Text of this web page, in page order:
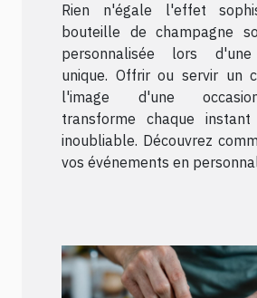
Rien n'égale l'effet
bouteille de champagne
personnalisée lors
unique. Offrir ou servir un
l'image d'une
transforme chaque
inoubliable. Découvrez
vos événements en